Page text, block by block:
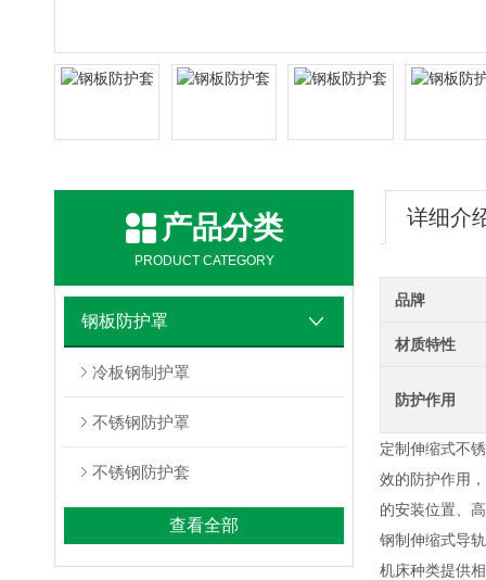
产品分类
PRODUCT CATEGORY
钢板防护罩
冷板钢制护罩
不锈钢防护罩
不锈钢防护套
查看全部
详细介
品牌
材质特性
防护作用
定制伸缩式不
效的防护作用
的安装位置、
钢制伸缩式导
机床种类提供